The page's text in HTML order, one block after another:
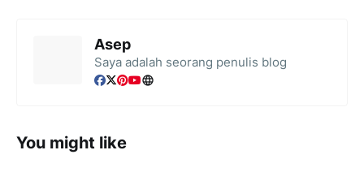
Asep
Saya adalah seorang penulis blog
You might like